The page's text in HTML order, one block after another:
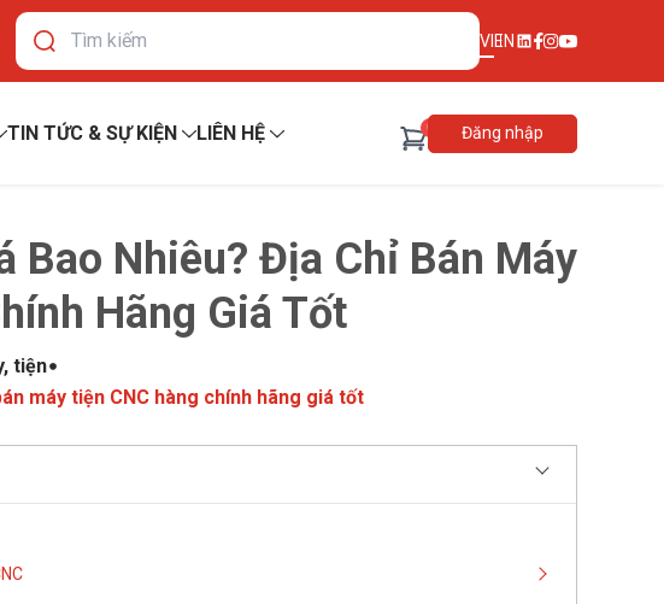
VIEN
TIN TỨC & SỰ KIỆN LIÊN HỆ 0 Đăng nhập
Bao Nhiêu? Địa Chỉ Bán Máy
Hãng Giá Tốt
tiện
máy tiện CNC hàng chính hãng giá tốt